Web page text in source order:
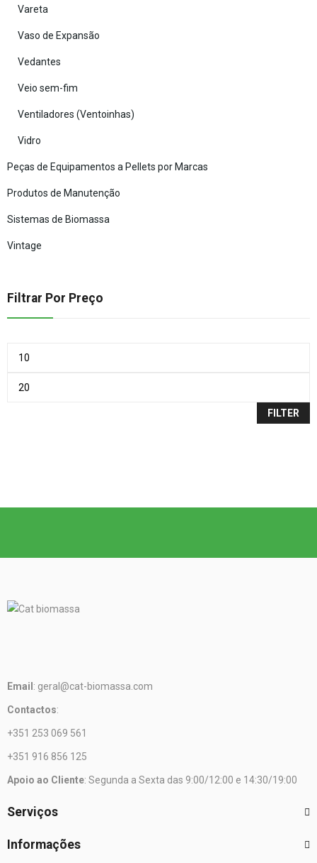
Vareta
Vaso de Expansão
Vedantes
Veio sem-fim
Ventiladores (Ventoinhas)
Vidro
Peças de Equipamentos a Pellets por Marcas
Produtos de Manutenção
Sistemas de Biomassa
Vintage
Filtrar Por Preço
FILTER
Email : geral@cat-biomassa.com
Contactos:
+351 253 069 561
+351 916 856 125
Apoio ao Cliente: Segunda a Sexta das 9:00/12:00 e 14:30/19:00
Serviços
Informações